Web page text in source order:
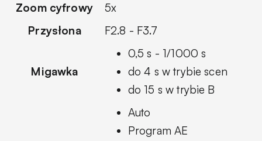
Zoom cyfrowy
5x
Przysłona
F2.8 - F3.7
Migawka
0,5 s - 1/1000 s
do 4 s w trybie scen
do 15 s w trybie B
Auto
Program AE